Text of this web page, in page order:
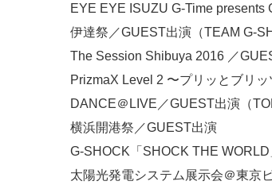
EYE EYE ISUZU G-Time presents
伊達祭／GUEST出演（TEAM G-
The Session Shibuya 2016 ／
PrizmaX Level 2 〜プリッとブリ
DANCE＠LIVE／GUEST出演（
横浜開港祭／GUEST出演
G-SHOCK「SHOCK THE WORLD
太陽光発電システム展示会＠東京